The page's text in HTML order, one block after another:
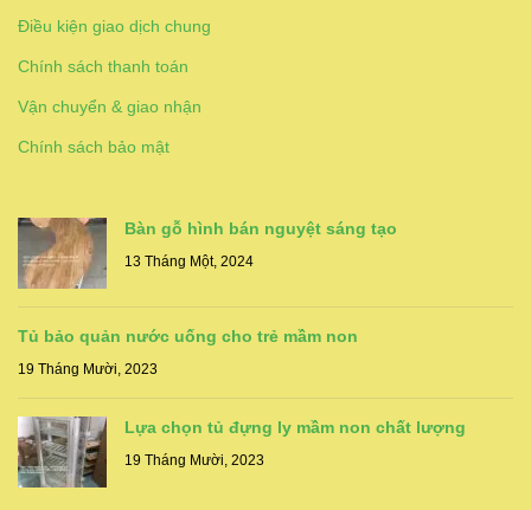
Điều kiện giao dịch chung
Chính sách thanh toán
Vận chuyển & giao nhận
Chính sách bảo mật
Bàn gỗ hình bán nguyệt sáng tạo
13 Tháng Một, 2024
Tủ bảo quản nước uống cho trẻ mầm non
19 Tháng Mười, 2023
Lựa chọn tủ đựng ly mầm non chất lượng
19 Tháng Mười, 2023